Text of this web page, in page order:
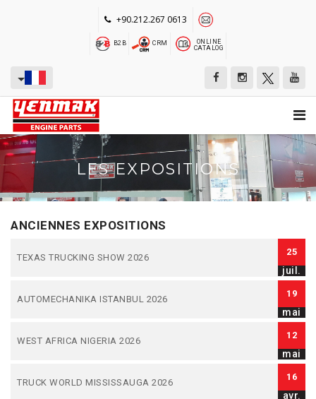
+90.212.267 0613
B2B CRM
ONLINE
CATALOG
LES EXPOSITIONS
ANCIENNES EXPOSITIONS
TEXAS TRUCKING SHOW 2026
25
juil.
AUTOMECHANIKA ISTANBUL 2026
19
mai
WEST AFRICA NIGERIA 2026
12
mai
TRUCK WORLD MISSISSAUGA 2026
16
avr.